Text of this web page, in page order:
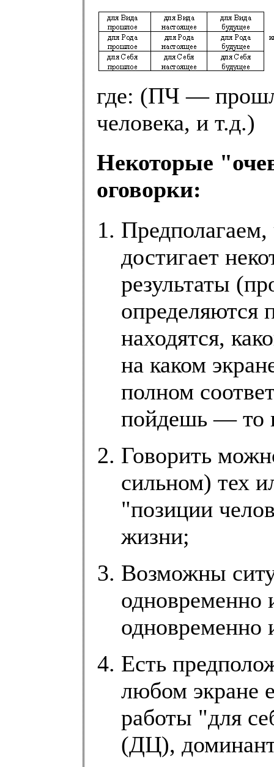
где: (ПЧ —
человека, и т.д.)
Некоторые
оговорки:
Предполагаем,
достигает
результаты
определяются
находятся,
на каком
полном
пойдешь — то
Говорить
сильном) тех
"позиции
жизни;
Возможны
одновременно
одновременно
Есть
любом экране
работы "для
(ДЦ),